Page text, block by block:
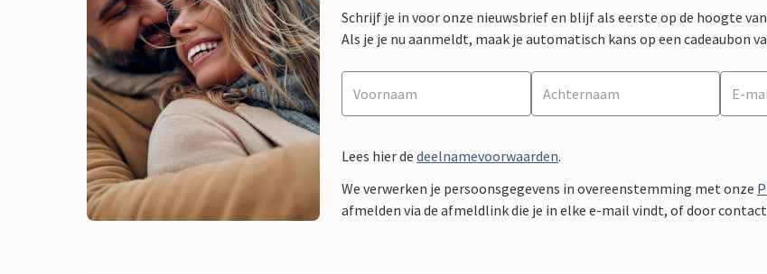
Schrijf je in voor onze nieuwsbrief en blijf als eerste op de hoogte
Als je je nu aanmeldt, maak je automatisch kans op een cadeaubon
Lees hier de deelnamevoorwaarden.
We verwerken je persoonsgegevens in overeenstemming met onze
afmelden via de afmeldlink die je in elke e-mail vindt, of door